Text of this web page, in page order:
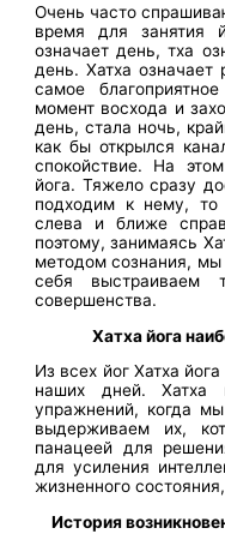
Очень часто
время для
означает день, тха
день. Хатха означает
самое
момент восхода и
день, стала ночь,
как бы открылся
спокойствие. На
йога. Тяжело сразу
подходим к нему,
слева и ближе
поэтому, занимаясь
методом сознания, мы
себя выстраиваем
совершенства.
Хатха йога
Из всех йог Хатха
наших дней. Хатха
упражнений, когда
выдерживаем их,
панацеей для
для усиления
жизненного
История